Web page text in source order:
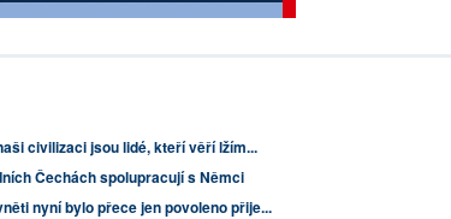
civilizaci jsou lidé, kteří věří lžím...
Čechách spolupracují s Němci
nyní bylo přece jen povoleno přije...